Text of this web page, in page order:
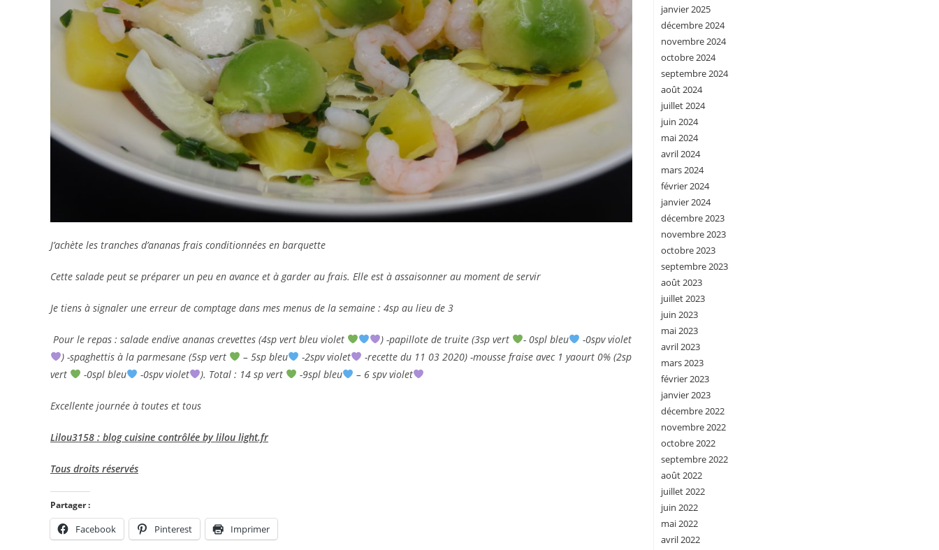
J’achète les tranches d’ananas frais conditionnées en barquette
Cette salade peut se préparer un peu en avance et à garder au frais. Elle est à assaisonner au moment de servir
Je tiens à signaler une erreur de comptage dans mes menus de la semaine : 4sp au lieu de 3
Pour le repas : salade endive ananas crevettes (4sp vert bleu violet ) -papillote de truite (3sp vert - 0spl bleu
-0spv violet
) -spaghettis à la parmesane (5sp vert
– 5sp bleu -2spv violet
-recette du 11 03 2020) -mousse fraise avec 1 yaourt 0% (2sp
vert
-0spl bleu -0spv violet ). Total : 14 sp vert -9spl bleu – 6 spv violet
Excellente journée à toutes et tous
Lilou3158 : blog cuisine contrôlée by lilou light.fr
Tous droits réservés
Partager :
Facebook Pinterest Imprimer
janvier 2025
décembre 2024
novembre 2024
octobre 2024
septembre 2024
août 2024
juillet 2024
juin 2024
mai 2024
avril 2024
mars 2024
février 2024
janvier 2024
décembre 2023
novembre 2023
octobre 2023
septembre 2023
août 2023
juillet 2023
juin 2023
mai 2023
avril 2023
mars 2023
février 2023
janvier 2023
décembre 2022
novembre 2022
octobre 2022
septembre 2022
août 2022
juillet 2022
juin 2022
mai 2022
avril 2022